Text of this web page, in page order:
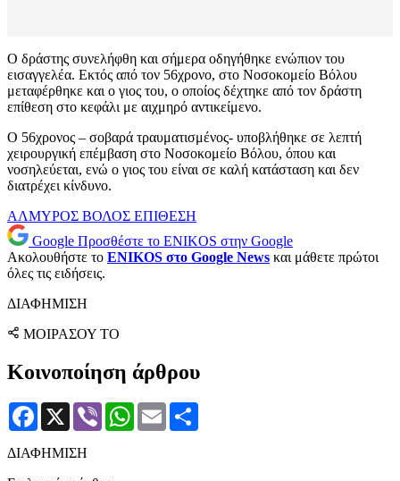
Ο δράστης συνελήφθη και σήμερα οδηγήθηκε ενώπιον του
εισαγγελέα. Εκτός από τον 56χρονο, στο Νοσοκομείο Βόλου
μεταφέρθηκε και ο γιος του, ο οποίος δέχτηκε από τον δράστη
επίθεση στο κεφάλι με αιχμηρό αντικείμενο.
Ο 56χρονος – σοβαρά τραυματισμένος- υποβλήθηκε σε λεπτή
χειρουργική επέμβαση στο Νοσοκομείο Βόλου, όπου και
νοσηλεύεται, ενώ ο γιος του είναι σε καλή κατάσταση και δεν
διατρέχει κίνδυνο.
ΑΛΜΥΡΟΣ ΒΟΛΟΣ ΕΠΙΘΕΣΗ
Google Προσθέστε το ENIKOS στην Google
Ακολουθήστε το ENIKOS στο Google News και μάθετε πρώτοι
όλες τις ειδήσεις.
ΔΙΑΦΗΜΙΣΗ
ΜΟΙΡΑΣΟΥ ΤΟ
Κοινοποίηση άρθρου
Facebook
X Viber WhatsApp
Email
ΔΙΑΦΗΜΙΣΗ